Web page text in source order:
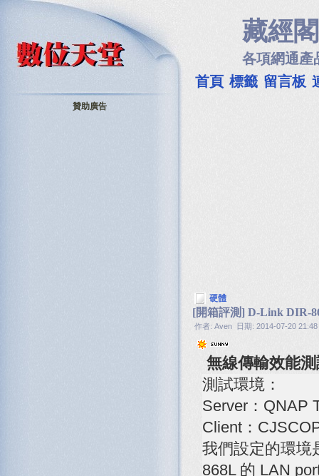
藏經閣
各項網通產
首頁 標籤 留言板
硬體
[開箱評測] D-Link DIR-
作者: Aven 日期: 2014-07-20 21:48
無線傳輸效能
測試環境：
Server：QNAP
Client：
我們設定的環境
868L 的 LAN
贊助廣告